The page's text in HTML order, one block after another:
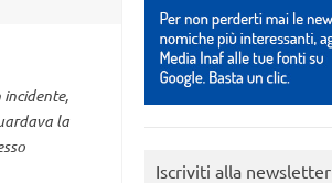
la
Iscriviti alla newsletter